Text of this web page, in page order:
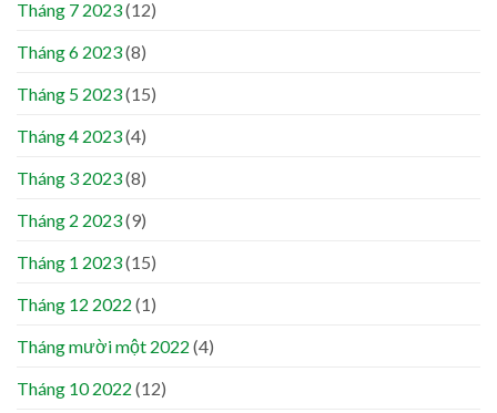
Tháng 7 2023(12)
Tháng 6 2023(8)
Tháng 5 2023(15)
Tháng 4 2023(4)
Tháng 3 2023(8)
Tháng 2 2023(9)
Tháng 1 2023(15)
Tháng 12 2022 (1)
Tháng mười một 2022 (4)
Tháng 10 2022 (12)